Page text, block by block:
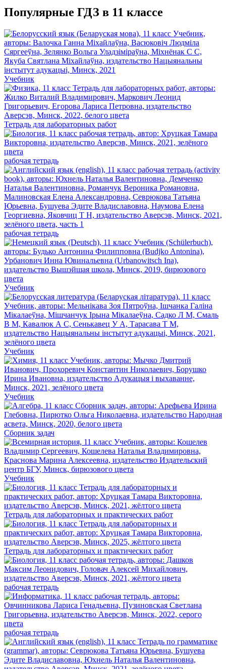
Популярные ГДЗ в 11 классе
Учебник
Тетрадь для лабораторных работ
рабочая тетрадь
рабочая тетрадь
Учебник
Учебник
Учебник
Сборник задач
Учебник
Тетрадь для лабораторных и практических работ
Тетрадь для лабораторных и практических работ
рабочая тетрадь
рабочая тетрадь